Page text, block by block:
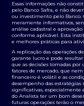
Essas informações não
pelo Banco Safra, e não
ou investimento pelo Banco.
meramente informativos,
análise cadastral e
conforme aplicável. Esta
e melhores práticas para
A replicação das operações
garante lucro e pode
que as decisões tomadas
fatores de mercado, que
financeiro é volátil e as
desempenho das estratégias
significativas, especialmente
do Analista ter um bom
futuras operações terão o